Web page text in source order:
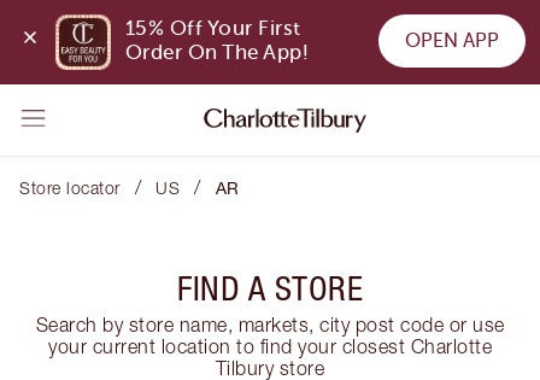
15% Off Your First
Order On The App!
OPEN APP
Store locator / US / AR
FIND A STORE
Search by store name, markets, city post code or use
your current location to find your closest Charlotte
Tilbury store